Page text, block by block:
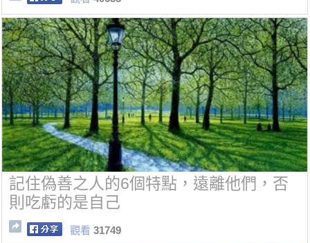
記住偽善之人的6個特點，遠離他們，否
則吃虧的是自己
觀看 31749